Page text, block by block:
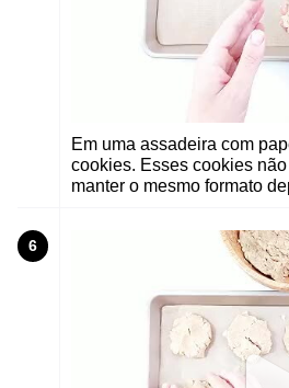
Em uma assadeira com
cookies. Esses cookies
manter o mesmo formato
6